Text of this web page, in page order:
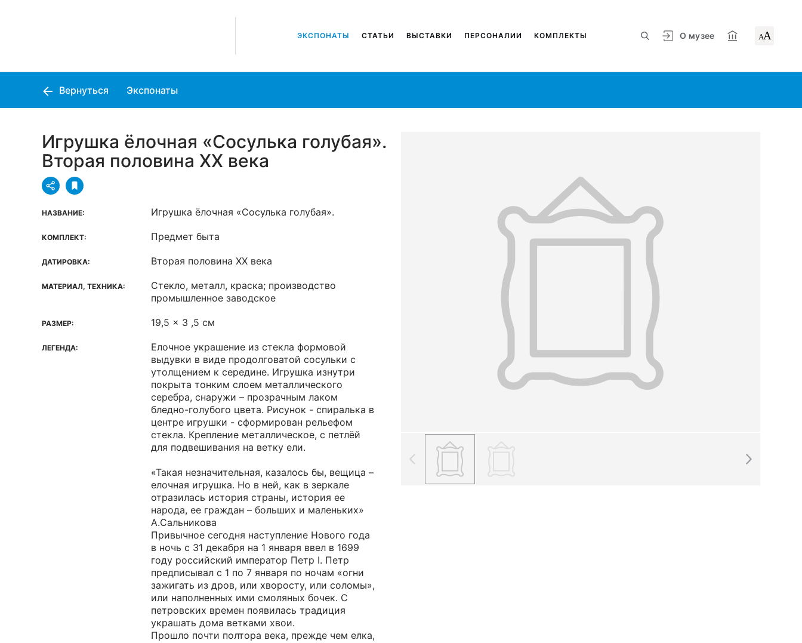
О музее АА
ЭКСПОНАТЫ СТАТЬИ ВЫСТАВКИ ПЕРСОНАЛИИ КОМПЛЕКТЫ
Вернуться Экспонаты
Игрушка ёлочная «Сосулька голубая».
Вторая половина XX века
НАЗВАНИЕ: Игрушка ёлочная «Сосулька голубая».
КОМПЛЕКТ: Предмет быта
ДАТИРОВКА: Вторая половина XX века
МАТЕРИАЛ, ТЕХНИКА:
Стекло, металл, краска; производство
промышленное заводское
РАЗМЕР: 19,5 x 3 ,5 см
ЛЕГЕНДА:
Елочное украшение из стекла формовой
выдувки в виде продолговатой сосульки с
утолщением к середине. Игрушка изнутри
покрыта тонким слоем металлического
серебра, снаружи – прозрачным лаком
бледно-голубого цвета. Рисунок - спиралька в
центре игрушки - сформирован рельефом
стекла. Крепление металлическое, с петлёй
для подвешивания на ветку ели.
«Такая незначительная, казалось бы, вещица –
елочная игрушка. Но в ней, как в зеркале
отразилась история страны, история ее
народа, ее граждан – больших и маленьких»
А.Сальникова
Привычное сегодня наступление Нового года
в ночь с 31 декабря на 1 января ввел в 1699
году российский император Петр I. Петр
предписывал с 1 по 7 января по ночам «огни
зажигать из дров, или хворосту, или соломы»,
или наполненных ими смоляных бочек. С
петровских времен появилась традиция
украшать дома ветками хвои.
Прошло почти полтора века, прежде чем елка,